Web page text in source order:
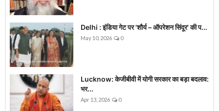
Delhi : इंडिया गेट पर 'शौर्य – ऑपरेशन सिंदूर' की प...
May 10, 2026 0
Lucknow: केजीबीवी में योगी सरकार का बड़ा बदलाव:
भर...
Apr 13, 2026 0